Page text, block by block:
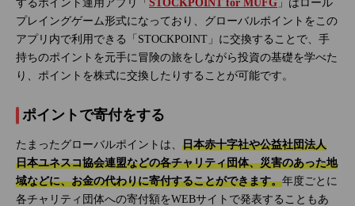
するポイント運用アプリ「 STOCKPOINT for MUFG 」はロール
プレイングゲーム形式になっており、グローバルポイントをこの
アプリ内で利用できる「STOCKPOINT」に交換することで、手
持ちのポイントを元手に冒険の旅をしながら投資の基礎を学べた
り、ポイントを株式に交換したりすることが可能です。
ポイントで寄付をする
たまったグローバルポイントは、 日本赤十字社や公益社団法人
日本ユネスコ協会連盟などの各チャリティ団体、災害のあった地
域などに、お金の代わりに寄付することができます。年度ごとに
各チャリティ団体への寄付額をWEBサイトで発表することもあ